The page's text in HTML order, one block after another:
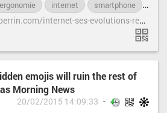
ergonomie internet smartphone
h
ttp://www.margaux-perrin.com/internet-ses-evolutions-revolutions-et-deviances/
emojis will ruin the rest of
Morning News
20/02/2015 14:09:33